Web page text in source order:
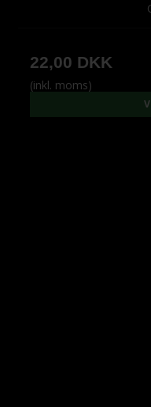
22,00 DKK
(inkl. moms)